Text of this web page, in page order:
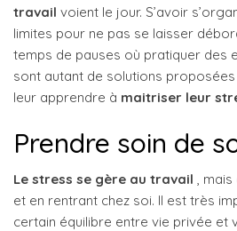
travail voient le jour. S’avoir
limites pour ne pas se laisser
temps de pauses où pratiquer des
sont autant de solutions
leur apprendre à maitriser leur
Prendre soin de
Le stress se gère au travail
,
et en rentrant chez soi. Il est très
certain équilibre entre vie privée et